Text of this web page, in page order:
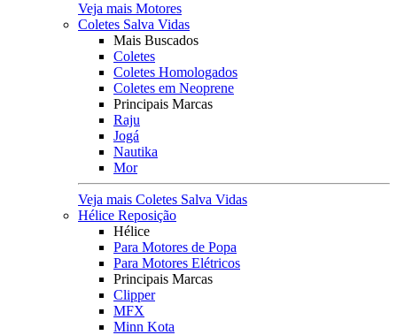
Veja mais Motores
Coletes Salva Vidas
Mais Buscados
Coletes
Coletes Homologados
Coletes em Neoprene
Principais Marcas
Raju
Jogá
Nautika
Mor
Veja mais Coletes Salva Vidas
Hélice Reposição
Hélice
Para Motores de Popa
Para Motores Elétricos
Principais Marcas
Clipper
MFX
Minn Kota